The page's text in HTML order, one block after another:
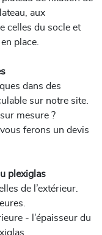
aux
celles du socle et
place.
dans des
sur notre site.
mesure ?
ferons un devis
plexiglas
de l’extérieur.
- l’épaisseur du